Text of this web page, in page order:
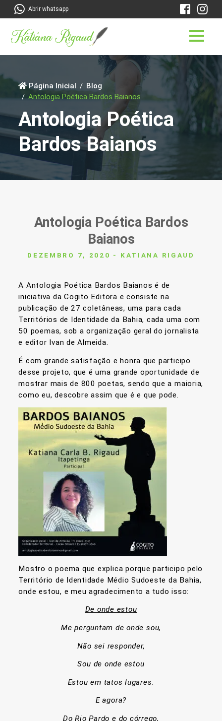
Abrir whatsapp
Página Inicial
Blog
Antologia Poética Bardos Baianos
Antologia Poética
Bardos Baianos
Antologia Poética Bardos
Baianos
DEZEMBRO 7, 2020 - KATIANA RIGAUD
A Antologia Poética Bardos Baianos é de
iniciativa da Cogito Editora e consiste na
publicação de 27 coletâneas, uma para cada
Territórios de Identidade da Bahia, cada uma com
50 poemas, sob a organização geral do jornalista
e editor Ivan de Almeida.
É com grande satisfação e honra que participo
desse projeto, que é uma grande oportunidade de
mostrar mais de 800 poetas, sendo que a maioria,
como eu, descobre assim que é e que pode.
Mostro o poema que explica porque participo pelo
Território de Identidade Médio Sudoeste da Bahia,
onde estou, e meu agradecimento a tudo isso:
De onde estou
Me perguntam de onde sou,
Não sei responder,
Sou de onde estou
Estou em tatos lugares.
E agora?
Do Rio Pardo e do córrego,